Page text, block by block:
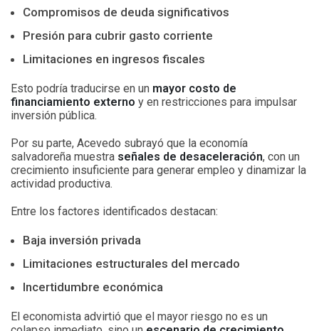
Compromisos de deuda significativos
Presión para cubrir gasto corriente
Limitaciones en ingresos fiscales
Esto podría traducirse en un mayor costo de
financiamiento externo y en restricciones para impulsar
inversión pública.
Por su parte, Acevedo subrayó que la economía
salvadoreña muestra señales de desaceleración, con un
crecimiento insuficiente para generar empleo y dinamizar la
actividad productiva.
Entre los factores identificados destacan:
Baja inversión privada
Limitaciones estructurales del mercado
Incertidumbre económica
El economista advirtió que el mayor riesgo no es un